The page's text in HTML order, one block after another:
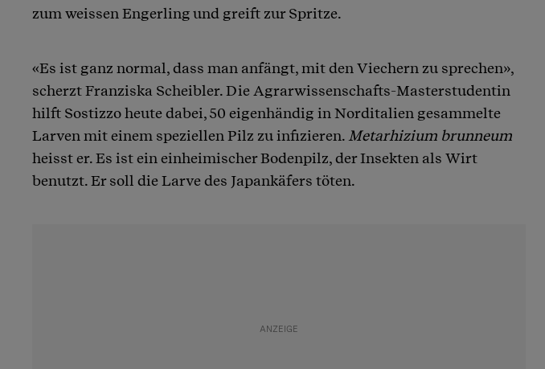
zum weissen Engerling und greift zur Spritze.
«Es ist ganz normal, dass man anfängt, mit den Viechern zu sprechen»,
scherzt Franziska Scheibler. Die Agrarwissenschafts-Masterstudentin
hilft Sostizzo heute dabei, 50 eigenhändig in Norditalien gesammelte
Larven mit einem speziellen Pilz zu infizieren. Metarhizium brunneum
heisst er. Es ist ein einheimischer Bodenpilz, der Insekten als Wirt
benutzt. Er soll die Larve des Japankäfers töten.